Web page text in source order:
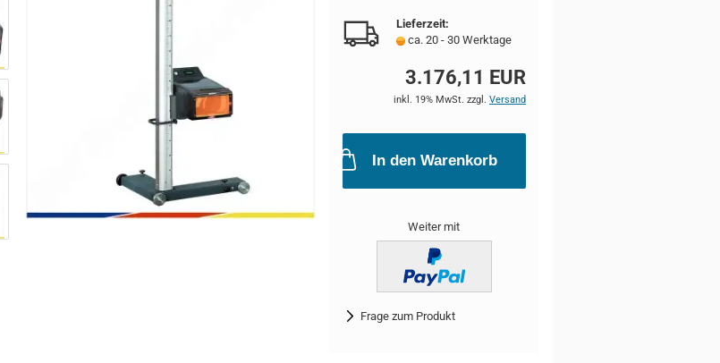
Lieferzeit:
ca. 20 - 30 Werktage
3.176,11 EUR
inkl. 19% MwSt. zzgl. Versand
In den Warenkorb
Weiter mit
Frage zum Produkt